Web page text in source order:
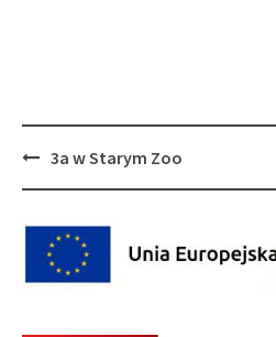
Post3a w Starym Zoo